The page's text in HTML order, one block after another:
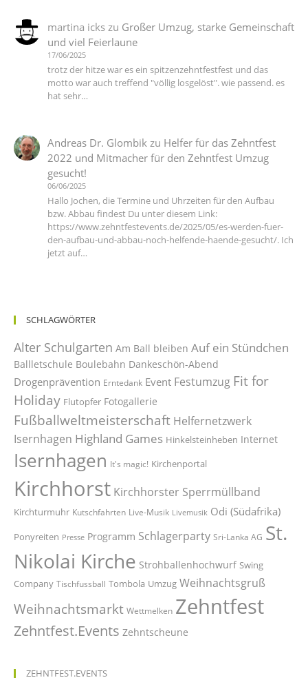
martina ickszu Großer Umzug, starke Gemeinschaft
und viel Feierlaune
17/06/2025
trotz der hitze war es ein spitzenzehntfestfest und das
motto war auch treffend "völlig losgelöst". wie passend. es
hat sehr…
Andreas Dr. Glombik zu Helfer für das Zehntfest
2022 und Mitmacher für den Zehntfest Umzug
gesucht!
06/06/2025
Hallo Jochen, die Termine und Uhrzeiten für den Aufbau
bzw. Abbau findest Du unter diesem Link:
https://www.zehntfestevents.de/2025/05/es-werden-fuer-
den-aufbau-und-abbau-noch-helfende-haende-gesucht/. Ich
jetzt auf…
SCHLAGWÖRTER
Alter Schulgarten Am Ball bleiben Auf ein Stündchen
Ballletschule Boulebahn Dankeschön-Abend
Drogenprävention Erntedank Event Festumzug Fit for
Holiday Flutopfer Fotogallerie
Fußballweltmeisterschaft Helfernetzwerk
Isernhagen Highland Games Hinkelsteinheben Internet
Isernhagen It's magic! Kirchenportal
Kirchhorst Kirchhorster Sperrmüllband
Kirchturmuhr Kutschfahrten Live-Musik Livemusik Odi (Südafrika)
Ponyreiten Presse Programm Schlagerparty Sri-Lanka AG St.
Nikolai Kirche Strohballenhochwurf Swing
Company Tischfussball Tombola Umzug Weihnachtsgruß
Weihnachtsmarkt Wettmelken Zehntfest
Zehntfest.Events Zehntscheune
ZEHNTFEST.EVENTS